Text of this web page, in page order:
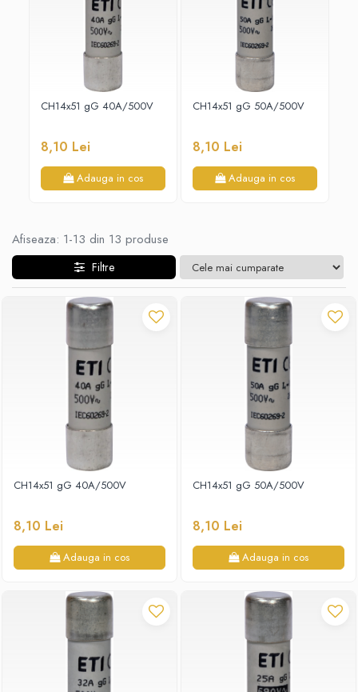
Corpuri de iluminat decorativ
interior/exterior
Accesorii pentru iluminat
Senzori de miscare, crepusculari si
ceasuri programabile
CH14x51 gG 40A/500V
8,10 Lei
Adauga in cos
CH14x51 gG 50A/500V
8,10 Lei
Adauga in cos
Afiseaza: 1-13 din 13 produse
Filtre
CH14x51 gG 40A/500V
8,10 Lei
Adauga in cos
CH14x51 gG 50A/500V
8,10 Lei
Adauga in cos